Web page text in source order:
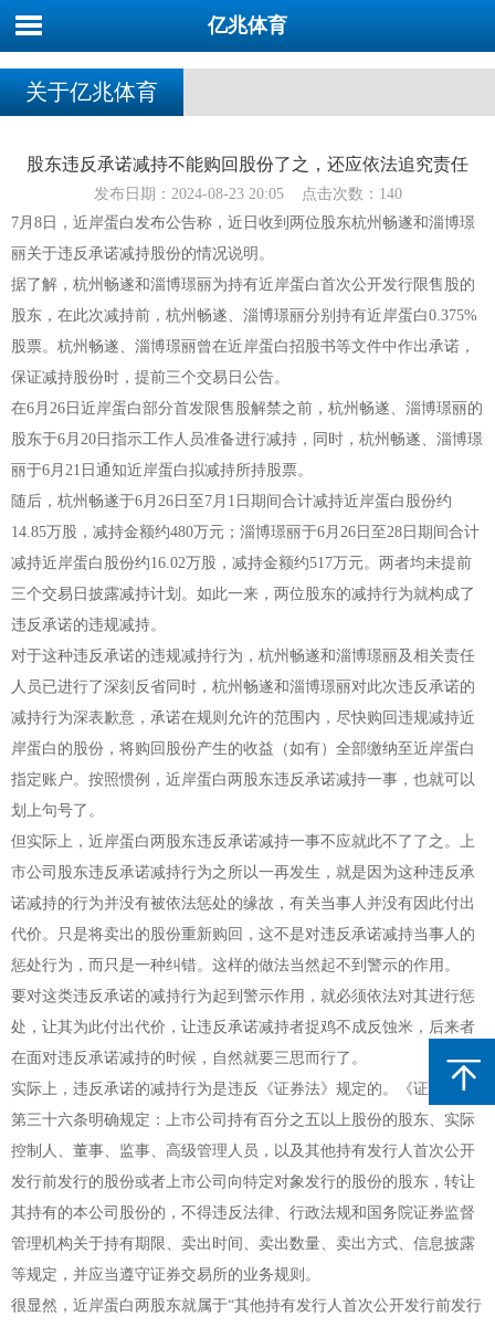
亿兆体育
关于亿兆体育
股东违反承诺减持不能购回股份了之，还应依法追究责任
发布日期：2024-08-23 20:05 点击次数：140
7月8日，近岸蛋白发布公告称，近日收到两位股东杭州畅遂和淄博璟
丽关于违反承诺减持股份的情况说明。
据了解，杭州畅遂和淄博璟丽为持有近岸蛋白首次公开发行限售股的
股东，在此次减持前，杭州畅遂、淄博璟丽分别持有近岸蛋白0.375%
股票。杭州畅遂、淄博璟丽曾在近岸蛋白招股书等文件中作出承诺，
保证减持股份时，提前三个交易日公告。
在6月26日近岸蛋白部分首发限售股解禁之前，杭州畅遂、淄博璟丽的
股东于6月20日指示工作人员准备进行减持，同时，杭州畅遂、淄博璟
丽于6月21日通知近岸蛋白拟减持所持股票。
随后，杭州畅遂于6月26日至7月1日期间合计减持近岸蛋白股份约
14.85万股，减持金额约480万元；淄博璟丽于6月26日至28日期间合计
减持近岸蛋白股份约16.02万股，减持金额约517万元。两者均未提前
三个交易日披露减持计划。如此一来，两位股东的减持行为就构成了
违反承诺的违规减持。
对于这种违反承诺的违规减持行为，杭州畅遂和淄博璟丽及相关责任
人员已进行了深刻反省同时，杭州畅遂和淄博璟丽对此次违反承诺的
减持行为深表歉意，承诺在规则允许的范围内，尽快购回违规减持近
岸蛋白的股份，将购回股份产生的收益（如有）全部缴纳至近岸蛋白
指定账户。按照惯例，近岸蛋白两股东违反承诺减持一事，也就可以
划上句号了。
但实际上，近岸蛋白两股东违反承诺减持一事不应就此不了了之。上
市公司股东违反承诺减持行为之所以一再发生，就是因为这种违反承
诺减持的行为并没有被依法惩处的缘故，有关当事人并没有因此付出
代价。只是将卖出的股份重新购回，这不是对违反承诺减持当事人的
惩处行为，而只是一种纠错。这样的做法当然起不到警示的作用。
要对这类违反承诺的减持行为起到警示作用，就必须依法对其进行惩
处，让其为此付出代价，让违反承诺减持者捉鸡不成反蚀米，后来者
在面对违反承诺减持的时候，自然就要三思而行了。
实际上，违反承诺的减持行为是违反《证券法》规定的。《证券法》
第三十六条明确规定：上市公司持有百分之五以上股份的股东、实际
控制人、董事、监事、高级管理人员，以及其他持有发行人首次公开
发行前发行的股份或者上市公司向特定对象发行的股份的股东，转让
其持有的本公司股份的，不得违反法律、行政法规和国务院证券监督
管理机构关于持有期限、卖出时间、卖出数量、卖出方式、信息披露
等规定，并应当遵守证券交易所的业务规则。
很显然，近岸蛋白两股东就属于“其他持有发行人首次公开发行前发行